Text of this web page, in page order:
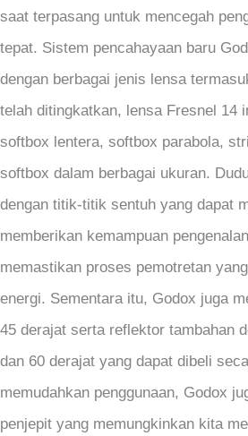
saat terpasang untuk mencegah
tepat. Sistem pencahayaan baru
dengan berbagai jenis lensa
telah ditingkatkan, lensa Fresnel 14
softbox lentera, softbox parabola,
softbox dalam berbagai ukuran.
dengan titik-titik sentuh yang dapat
memberikan kemampuan
memastikan proses pemotretan
energi. Sementara itu, Godox juga
45 derajat serta reflektor tambahan
dan 60 derajat yang dapat dibeli
memudahkan penggunaan, Godox
penjepit yang memungkinkan kita